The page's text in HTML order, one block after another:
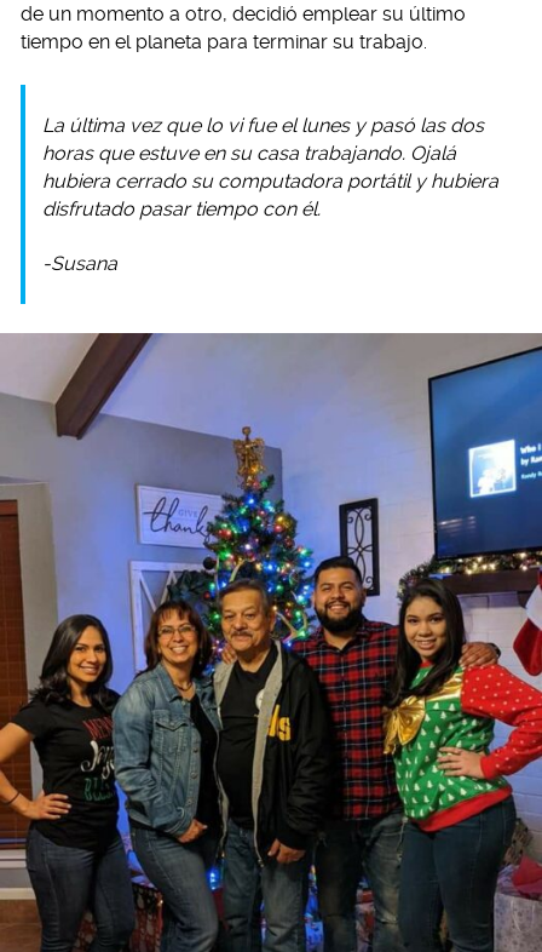
de un momento a otro, decidió emplear su último
tiempo en el planeta para terminar su trabajo.
La última vez que lo vi fue el lunes y pasó las dos
horas que estuve en su casa trabajando. Ojalá
hubiera cerrado su computadora portátil y hubiera
disfrutado pasar tiempo con él.
-Susana